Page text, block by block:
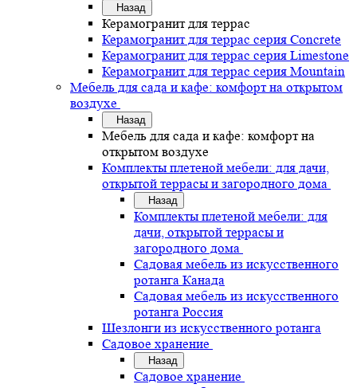
Назад
Керамогранит для террас
Керамогранит для террас серия Concrete
Керамогранит для террас серия Limestone
Керамогранит для террас серия Mountain
Мебель для сада и кафе: комфорт на открытом
воздухе
Назад
Мебель для сада и кафе: комфорт на
открытом воздухе
Комплекты плетеной мебели: для дачи,
открытой террасы и загородного дома
Назад
Комплекты плетеной мебели: для
дачи, открытой террасы и
загородного дома
Садовая мебель из искусственного
ротанга Канада
Садовая мебель из искусственного
ротанга Россия
Шезлонги из искусственного ротанга
Садовое хранение
Назад
Садовое хранение